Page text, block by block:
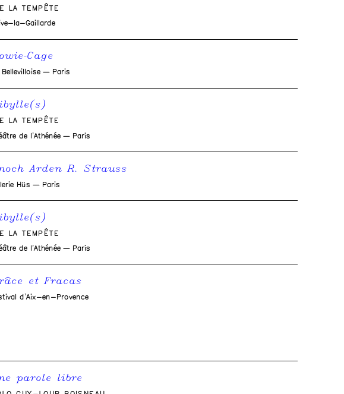
LA TEMPÊTE
la-Gaillarde
Cage
Bellevilloise — Paris
LA TEMPÊTE
de l’Athénée — Paris
Arden R. Strauss
Hüs — Paris
LA TEMPÊTE
de l’Athénée — Paris
et Fracas
d’Aix-en-Provence
parole libre